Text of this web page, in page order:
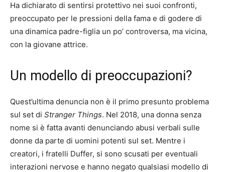
Ha dichiarato di sentirsi protettivo nei suoi confronti,
preoccupato per le pressioni della fama e di godere di
una dinamica padre-figlia un po’ controversa, ma vicina,
con la giovane attrice.
Un modello di preoccupazioni?
Quest’ultima denuncia non è il primo presunto problema
sul set di Stranger Things. Nel 2018, una donna senza
nome si è fatta avanti denunciando abusi verbali sulle
donne da parte di uomini potenti sul set. Mentre i
creatori, i fratelli Duffer, si sono scusati per eventuali
interazioni nervose e hanno negato qualsiasi modello di